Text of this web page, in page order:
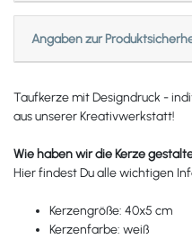
Angaben zur
Taufkerze mit Designdruck -
aus unserer Kreativwerkstatt!
Wie haben wir die Kerze
Hier findest Du alle wichtigen
Kerzengröße: 40x5 cm
Kerzenfarbe: weiß